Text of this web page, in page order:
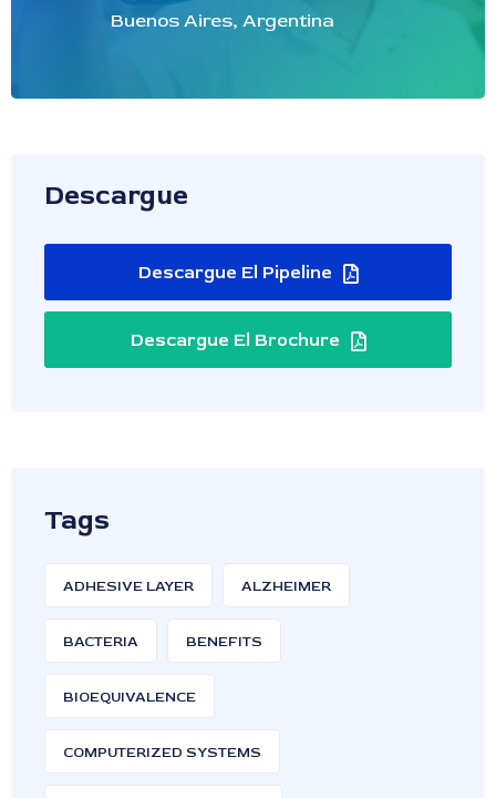
Buenos Aires, Argentina
Descargue
Descargue El Pipeline
Descargue El Brochure
Tags
ADHESIVE LAYER ALZHEIMER
BACTERIA BENEFITS
BIOEQUIVALENCE
COMPUTERIZED SYSTEMS